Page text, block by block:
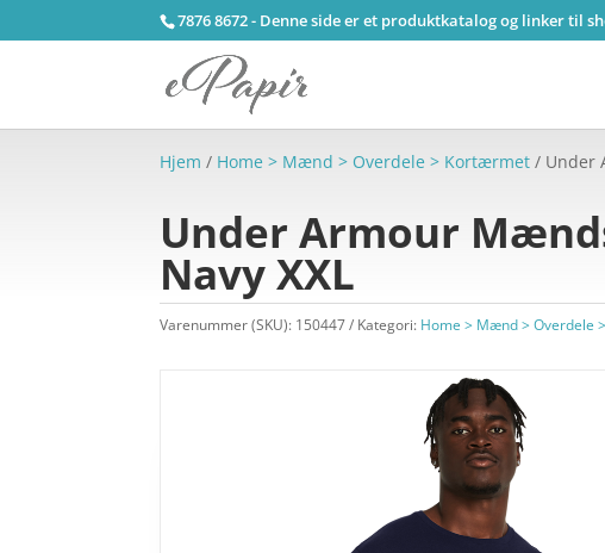
7876 8672 - Denne side er et produktkatalog og linker til
Hjem / Home > Mænd > Overdele > Kortærmet / Under
Under Armour
Navy XXL
Varenummer (SKU): 150447 Kategori: Home > Mænd > Overdele